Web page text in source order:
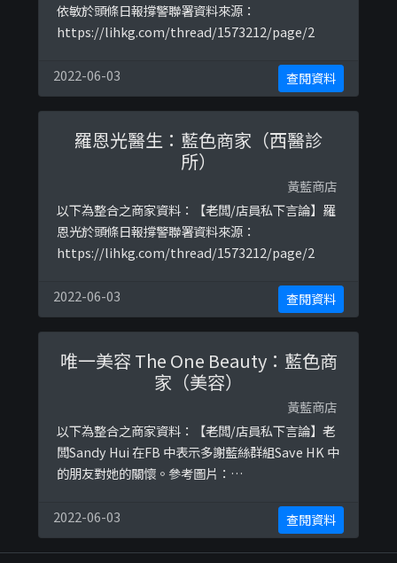
依敏於頭條日報撐警聯署資料來源：
https://lihkg.com/thread/1573212/page/2
2022-06-03 查閱資料
羅恩光醫生：藍色商家（西醫診
所）
黃藍商店
以下為整合之商家資料：【老闆/店員私下言論】羅
恩光於頭條日報撐警聯署資料來源：
https://lihkg.com/thread/1573212/page/2
2022-06-03 查閱資料
唯一美容 The One Beauty：藍色商
家（美容）
黃藍商店
以下為整合之商家資料：【老闆/店員私下言論】老
闆Sandy Hui 在FB 中表示多謝藍絲群組Save HK 中
的朋友對她的關懷。參考圖片：
m/file/d/16OuLOGUvhZXKIHPgfxbLm8n1JuIh2
Rsa/viewhttps://ibb.co/ng5mTDZhttps://ibb.c
o/q ...
2022-06-03 查閱資料